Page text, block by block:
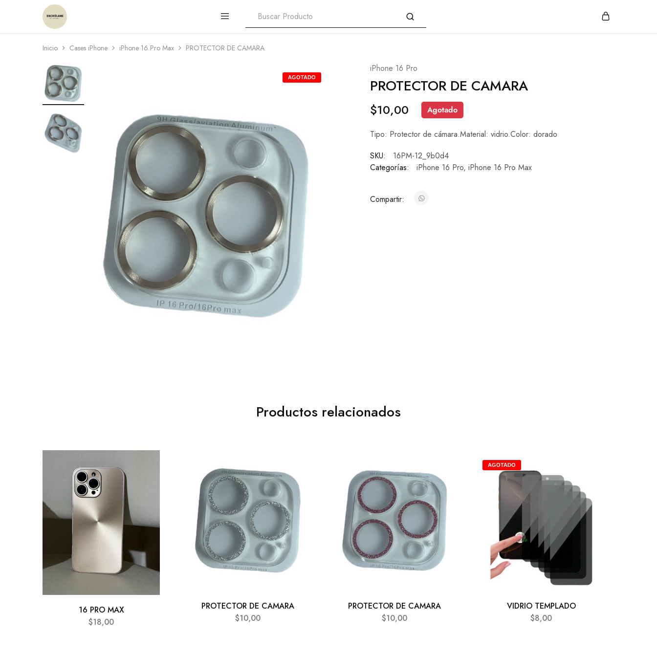
Enchulame
Tienda
Inicio Cases iPhone iPhone 16 Pro Max PROTECTOR DE CAMARA
AGOTADO
iPhone 16 Pro
PROTECTOR DE CAMARA
$10,00 Agotado
Tipo: Protector de cámara.Material: vidrio.Color: dorado
SKU:
16PM-12_9b0d4
Categorías:
iPhone 16 Pro, iPhone 16 Pro Max
Compartir:
Productos relacionados
16 PRO MAX
$18,00
PROTECTOR DE CAMARA
$10,00
PROTECTOR DE CAMARA
$10,00
AGOTADO
VIDRIO TEMPLADO
$8,00